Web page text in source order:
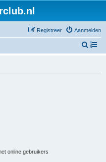
Aanmelden
Registreer
Z
online gebruikers